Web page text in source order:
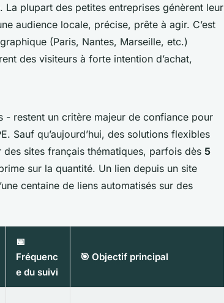
La plupart des petites entreprises génèrent leur
audience locale, précise, prête à agir. C’est
(Paris, Nantes, Marseille, etc.)
des visiteurs à forte intention d’achat,
- restent un critère majeur de confiance pour
Sauf qu’aujourd’hui, des solutions flexibles
sites français thématiques, parfois dès 5
sur la quantité. Un lien depuis un site
centaine de liens automatisés sur des
📅
Fréquenc
e du suivi
🎯 Objectif principal